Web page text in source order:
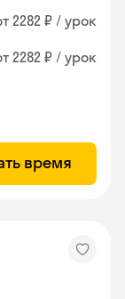
2282 ₽ / урок
2282 ₽ / урок
время